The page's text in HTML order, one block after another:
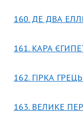
160. ДЕ ДВА
161. КАРА
162. ГІРКА
163. ВЕЛИКЕ